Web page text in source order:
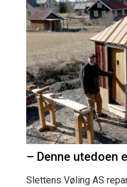
– Denne utedoen
Slettens Vøling AS